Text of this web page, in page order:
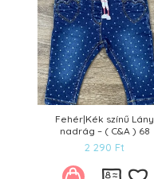
Fehér|Kék színű Lány
nadrág – ( C&A ) 68
2 290 Ft